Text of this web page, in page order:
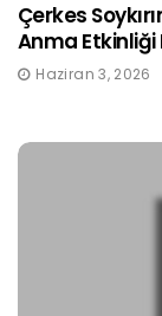
Çerkes
Anma
Haziran 3, 2026